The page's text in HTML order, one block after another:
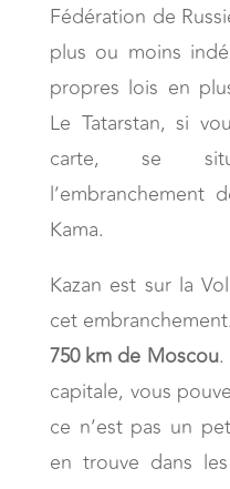
Fédération de
plus ou moins
propres lois en
Le Tatarstan, si
carte, se
Kama.
Kazan est sur la
cet embranchement.
750 km de Moscou.
capitale, vous
ce n’est pas un
en trouve dans